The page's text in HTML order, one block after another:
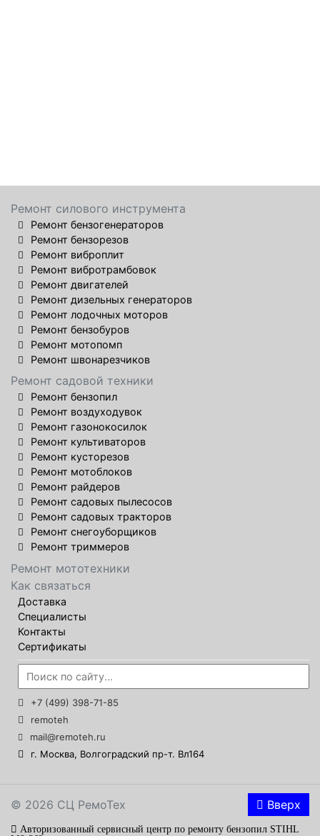
Ремонт силового инструмента
Ремонт бензогенераторов
Ремонт бензорезов
Ремонт виброплит
Ремонт вибротрамбовок
Ремонт двигателей
Ремонт дизельных генераторов
Ремонт лодочных моторов
Ремонт бензобуров
Ремонт мотопомп
Ремонт швонарезчиков
Ремонт садовой техники
Ремонт бензопил
Ремонт воздуходувок
Ремонт газонокосилок
Ремонт культиваторов
Ремонт кусторезов
Ремонт мотоблоков
Ремонт райдеров
Ремонт садовых пылесосов
Ремонт садовых тракторов
Ремонт снегоуборщиков
Ремонт триммеров
Ремонт мототехники
Как связаться
Доставка
Специалисты
Контакты
Сертификаты
+7 (499) 398-71-85
remoteh
mail@remoteh.ru
г. Москва, Волгоградский пр-т. Вл164
© 2026 СЦ РемоТех Вверх
Авторизованный сервисный центр по ремонту бензопил STIHL